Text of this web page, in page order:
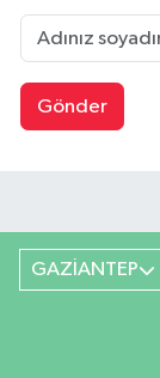
Gönder
GAZİANTEP